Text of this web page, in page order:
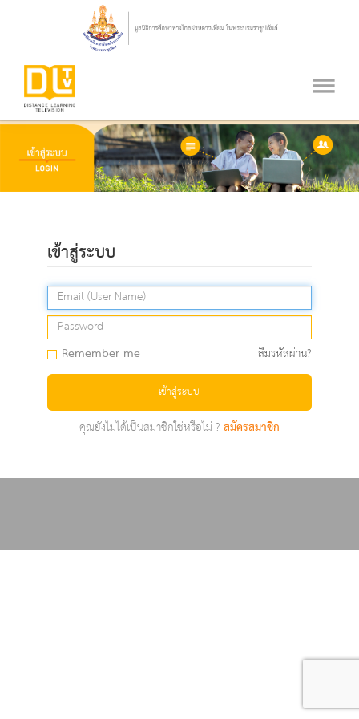
เข้าสู่ระบบ
Remember me ลืมรหัสผ่าน?
เข้าสู่ระบบ
คุณยังไม่ได้เป็นสมาชิกใช่หรือไม่ ?สมัครสมาชิก